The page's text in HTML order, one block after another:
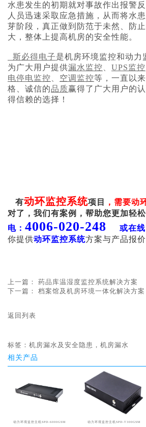
水患发生的初期就对事故作出报警
人员迅速采取应急措施，从而将水
芽阶段，真正做到防范于未然、防
大，整体上提高机房的安全性能。
斯必得电子是机房环境监控和动力
为广大用户提供漏水监控 UPS监控
电停电监控
空调监控等，一直以
格、诚信的品质赢得了广大用户的
得信赖的选择！
有动环监控系统项目 ，需要动
对了，我们有案例，帮助您更加轻松
电： 4006-020-248 或在线
你提供动环监控系统方案与产品报价
上一篇： 药品库温湿度监控系统解决方案
下一篇： 档案馆及机房环境一体化解决方案
返回列表
标签： 机房漏水及安全隐患，机房漏水
相关产品
动力环境监控主机SPD-6000GSM 动力环境监控主机SPD-T300GSM